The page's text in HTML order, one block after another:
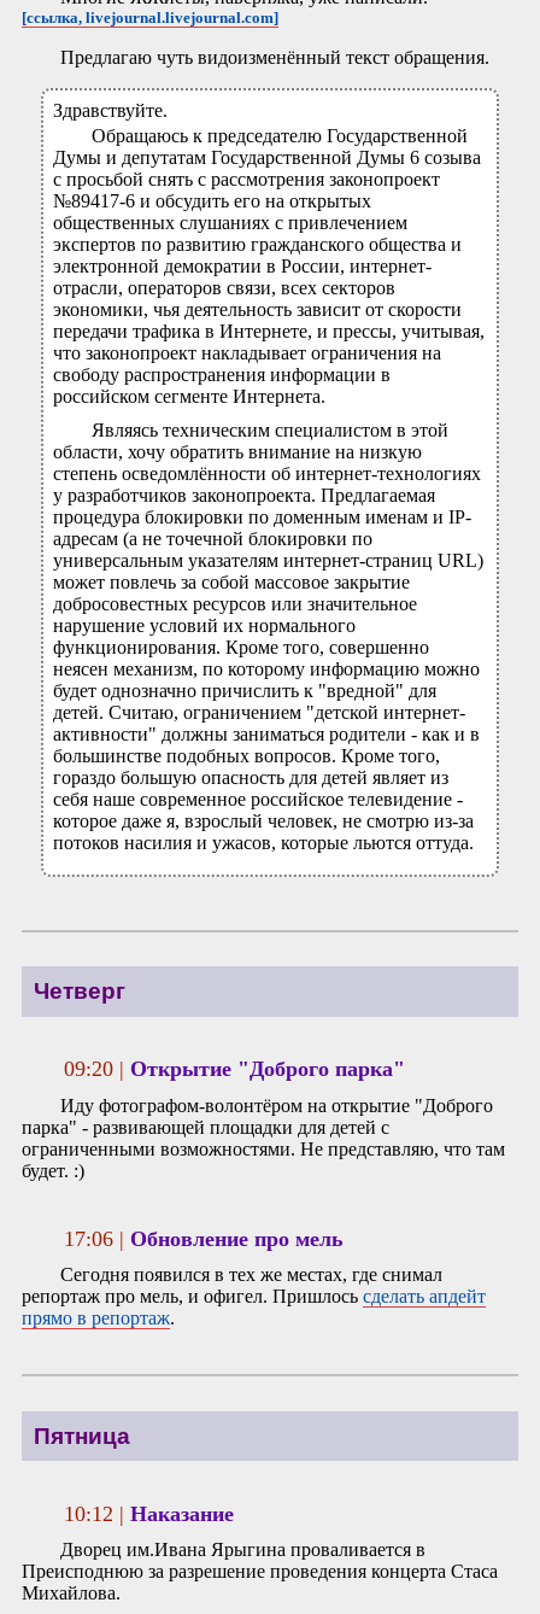
[ссылка, livejournal.livejournal.com]
Предлагаю чуть видоизменённый текст обращения.
Здравствуйте.
Обращаюсь к председателю Государственной
Думы и депутатам Государственной Думы 6 созыва
с просьбой снять с рассмотрения законопроект
№89417-6 и обсудить его на открытых
общественных слушаниях с привлечением
экспертов по развитию гражданского общества и
электронной демократии в России, интернет-
отрасли, операторов связи, всех секторов
экономики, чья деятельность зависит от скорости
передачи трафика в Интернете, и прессы, учитывая,
что законопроект накладывает ограничения на
свободу распространения информации в
российском сегменте Интернета.
Являясь техническим специалистом в этой
области, хочу обратить внимание на низкую
степень осведомлённости об интернет-технологиях
у разработчиков законопроекта. Предлагаемая
процедура блокировки по доменным именам и IP-
адресам (а не точечной блокировки по
универсальным указателям интернет-страниц URL)
может повлечь за собой массовое закрытие
добросовестных ресурсов или значительное
нарушение условий их нормального
функционирования. Кроме того, совершенно
неясен механизм, по которому информацию можно
будет однозначно причислить к "вредной" для
детей. Считаю, ограничением "детской интернет-
активности" должны заниматься родители - как и в
большинстве подобных вопросов. Кроме того,
гораздо большую опасность для детей являет из
себя наше современное российское телевидение -
которое даже я, взрослый человек, не смотрю из-за
потоков насилия и ужасов, которые льются оттуда.
Четверг
09:20 | Открытие "Доброго парка"
Иду фотографом-волонтёром на открытие "Доброго
парка" - развивающей площадки для детей с
ограниченными возможностями. Не представляю, что там
будет. :)
17:06 | Обновление про мель
Сегодня появился в тех же местах, где снимал
репортаж про мель, и офигел. Пришлось сделать апдейт
прямо в репортаж.
Пятница
10:12 |Наказание
Дворец им.Ивана Ярыгина проваливается в
Преисподнюю за разрешение проведения концерта Стаса
Михайлова.